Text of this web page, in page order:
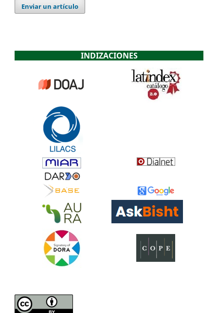
Enviar un artículo
INDIZACIONES